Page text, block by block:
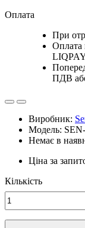
Оплата
При
Оплата
ПДВ
Виробник:
Модель:
Немає в
Ціна за
Кількість